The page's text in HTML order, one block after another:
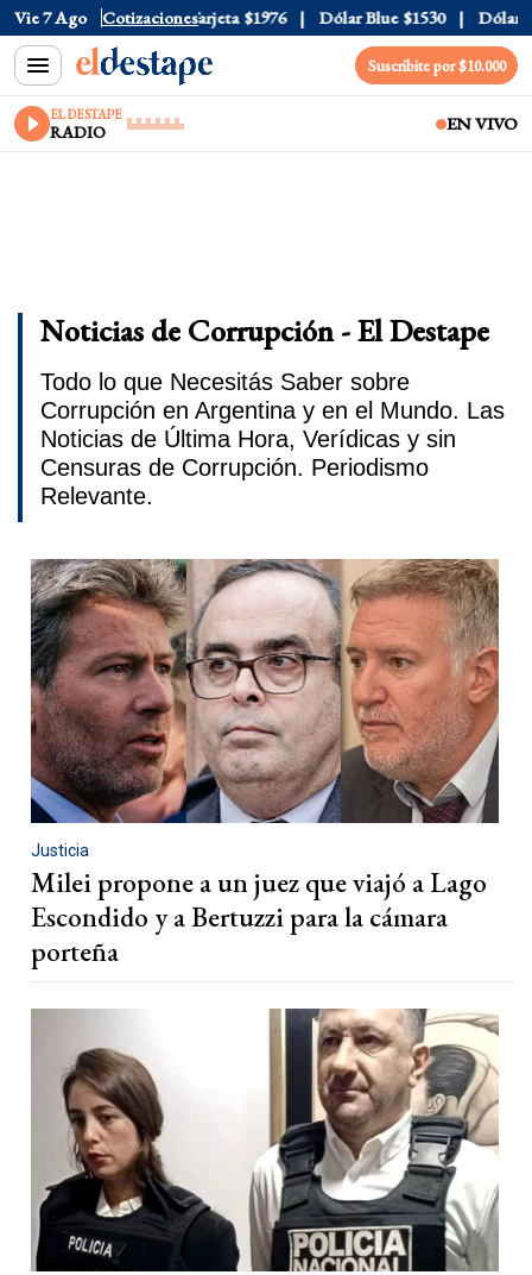
Vie 7 Ago Cotizaciones
$1520 Dólar Tarjeta $1976 Dólar Blue $1530 Dólar CCL
Suscribite por $10.000
EL DESTAPE
RADIO EN VIVO
Noticias de Corrupción - El Destape
Todo lo que Necesitás Saber sobre
Corrupción en Argentina y en el Mundo. Las
Noticias de Última Hora, Verídicas y sin
Censuras de Corrupción. Periodismo
Relevante.
Justicia
Milei propone a un juez que viajó a Lago
Escondido y a Bertuzzi para la cámara
porteña